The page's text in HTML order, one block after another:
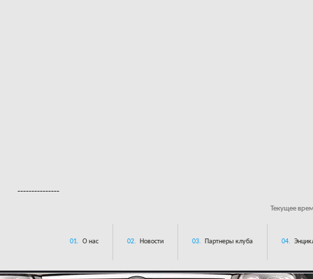
---------------
Текущее
01. О нас 02. Новости 03. Партнеры клуба 04.